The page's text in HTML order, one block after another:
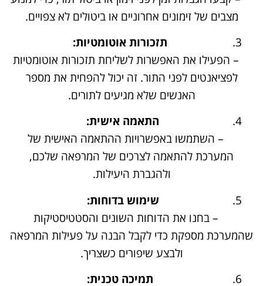
מצבים של זימונים אחרוניים או ביטולים לא צפויים.
תזכורות אוטומטיות:
– הפעילו את האפשרות לשליחת תזכורות אוטומטיות
לפציאנטים לפני התור. זה יכול להפחית את מספר
האנשים שלא מגיעים לתורים.
התאמה אישית:
– השתמשו באפשרויות ההתאמה האישית של
המערכת להתאמה לצרכים של המרפאה שלכם,
ולהגברת היעילות.
שימוש בדוחות:
– בחנו את הדוחות השונים והסטטיסטיקות
שהמערכת מספקת כדי לקבל הבנה על פעילות המרפאה
ולבצע שיפורים כשצריך.
תמיכה טכנית: